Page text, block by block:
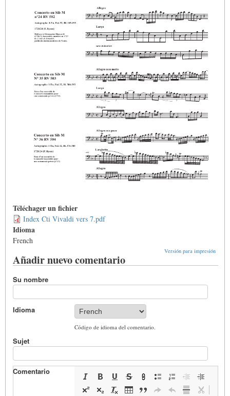
Téléchager un fichier
Index Cti Vivaldi vers 7.pdf
Idioma
French
Versión para impresión
Añadir nuevo comentario
Su nombre
Idioma
Código de idioma del comentario.
Sujet
Comentario